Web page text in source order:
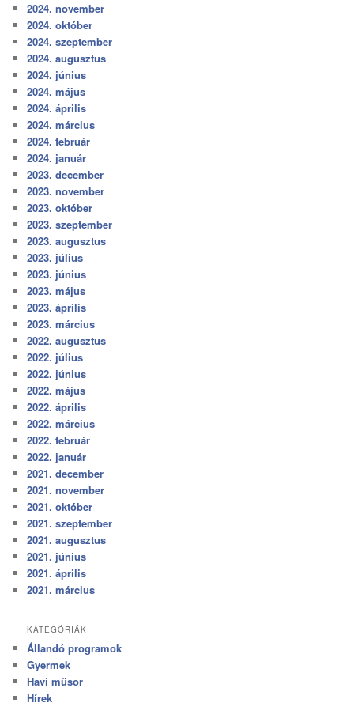
2024. november
2024. október
2024. szeptember
2024. augusztus
2024. június
2024. május
2024. április
2024. március
2024. február
2024. január
2023. december
2023. november
2023. október
2023. szeptember
2023. augusztus
2023. július
2023. június
2023. május
2023. április
2023. március
2022. augusztus
2022. július
2022. június
2022. május
2022. április
2022. március
2022. február
2022. január
2021. december
2021. november
2021. október
2021. szeptember
2021. augusztus
2021. június
2021. április
2021. március
KATEGÓRIÁK
Állandó programok
Gyermek
Havi műsor
Hírek